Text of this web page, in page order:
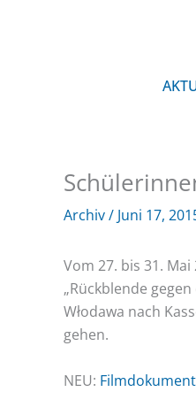
Archiv/ Juni 17,
Vom 27. bis 31.
„Rückblende
Włodawa nach
gehen.
NEU: